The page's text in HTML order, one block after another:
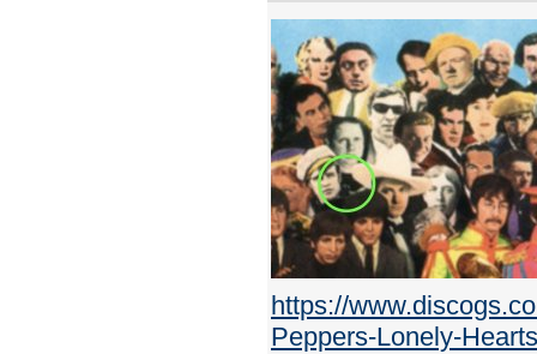
https://
Peppers-Lonely-